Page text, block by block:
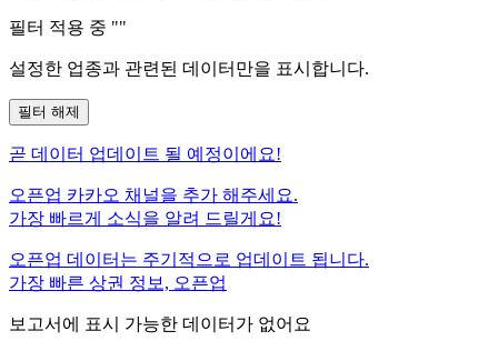
필터 적용 중 ""
설정한 업종과 관련된 데이터만을 표시합니다.
필터 해제
곧 데이터 업데이트 될 예정이에요!
오픈업 카카오 채널을 추가 해주세요.
가장 빠르게 소식을 알려 드릴게요!
오픈업 데이터는 주기적으로 업데이트 됩니다.
가장 빠른 상권 정보, 오픈업
보고서에 표시 가능한 데이터가 없어요